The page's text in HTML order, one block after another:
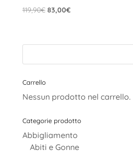
119,90€ Il
era:
83,00€Il
è:
Carrello
Nessun prodotto nel carrello.
Categorie prodotto
Abbigliamento
Abiti e Gonne